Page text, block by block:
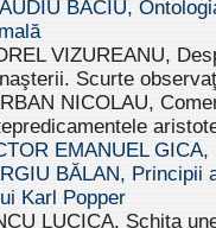
BACIU,
VIZUREANU,
Scurte
NICOLAU,
EMANUEL
BĂLAN, Principii
Karl Popper
LUCICA, Schiţa